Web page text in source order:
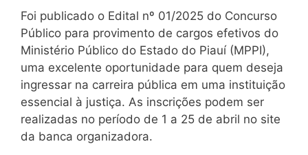
Foi publicado o Edital nº 01/2025 do Concurso
Público para provimento de cargos efetivos do
Ministério Público do Estado do Piauí (MPPI),
uma excelente oportunidade para quem deseja
ingressar na carreira pública em uma instituição
essencial à justiça. As inscrições podem ser
realizadas no período de 1 a 25 de abril no site
da banca organizadora.